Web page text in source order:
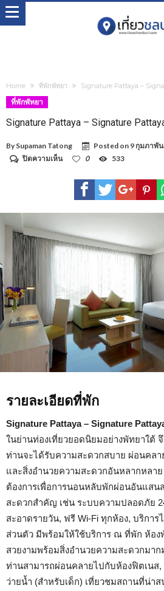
Home ที่พักพัทยา Signature Pattaya –
ที่พักพัทยา
Signature Pattaya – Signature
By Supaman Tatong Posted on 9 กุมภาพั
ปิดความเห็นบน
Pattaya
Signature
0 533
รายละเอียดที่พัก
Signature Pattaya – Signature
ในย่านท่องเที่ยวยอดนิยมอย่างพัทยาใต้
ท่านจะได้รับความสะดวกสบาย ผ่อนคลา
และสิ่งอำนวยความสะดวกอันหลากหลา
ต้องการเพื่อการนอนหลับพักผ่อนอันแสน
สะดวกสำคัญ เช่น ระบบความปลอดภัย
สะอาดรายวัน, ฟรี Wi-Fi ทุกห้อง, บริกา
ส่วนตัว มีพร้อมให้ใช้บริการ ณ ที่พัก ห้อง
สวยงามพร้อมสิ่งอำนวยความสะดวกมา
ท่านสามารถผ่อนคลายไปกับห้องฟิตเนส,
ว่ายน้ำ (สำหรับเด็ก) เที่ยวชมสถานที่น่า